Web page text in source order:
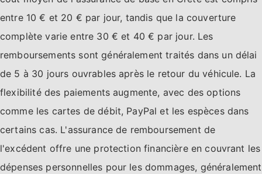
entre 10 € et 20 € par jour, tandis que la couverture
complète varie entre 30 € et 40 € par jour. Les
remboursements sont généralement traités dans un délai
de 5 à 30 jours ouvrables après le retour du véhicule. La
flexibilité des paiements augmente, avec des options
comme les cartes de débit, PayPal et les espèces dans
certains cas. L'assurance de remboursement de
l'excédent offre une protection financière en couvrant les
dépenses personnelles pour les dommages, généralement